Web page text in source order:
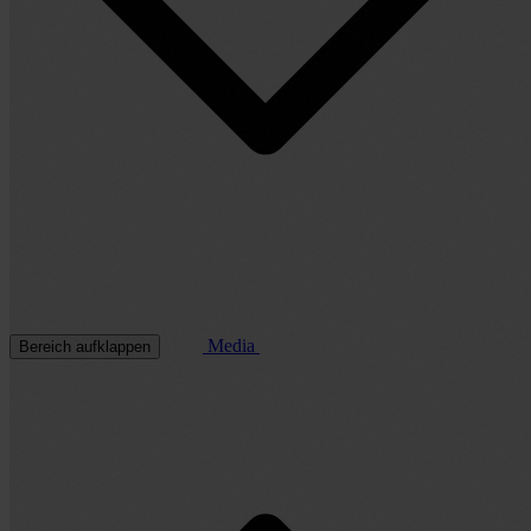
Bereich aufklappen Media